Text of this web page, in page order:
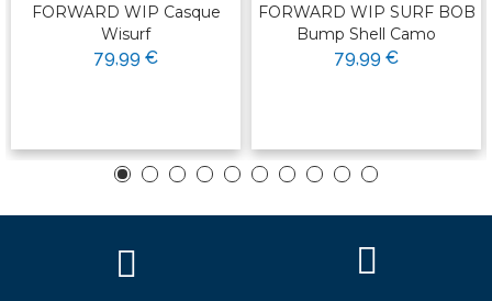
FORWARD WIP Casque
Wisurf
79,99 €
FORWARD WIP SURF BOB
Bump Shell Camo
79,99 €